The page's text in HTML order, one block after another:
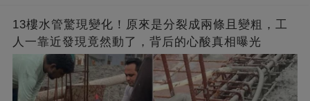
13樓水管驚現變化！原來是分裂成兩條且變粗，工
人一靠近發現竟然動了，背后的心酸真相曝光